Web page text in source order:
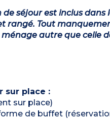
de séjour est inclus
rangé. Tout
autre que celle
sur place :
sur place)
de buffet